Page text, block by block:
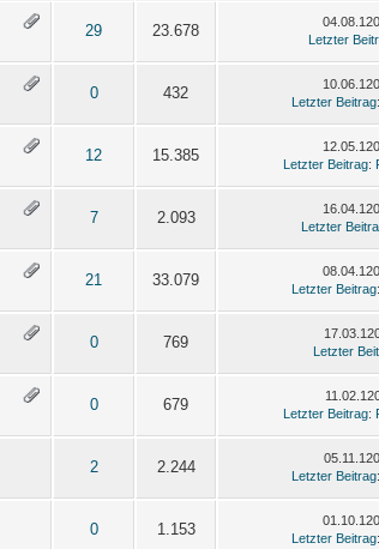
29 23.678
Letzter
0 432
Letzter Beitrag:
12 15.385
Letzter Beitrag:
7 2.093
Letzter
21 33.079
Letzter Beitrag:
0 769
Letzter
0 679
Letzter Beitrag:
2 2.244
Letzter Beitrag:
0 1.153
Letzter Beitrag: